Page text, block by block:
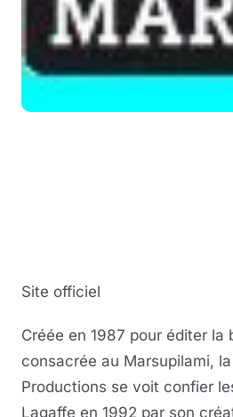
Site officiel
Créée en 1987 pour éditer la
consacrée au Marsupilami,
Productions se voit confier
Lagaffe en 1992 par son